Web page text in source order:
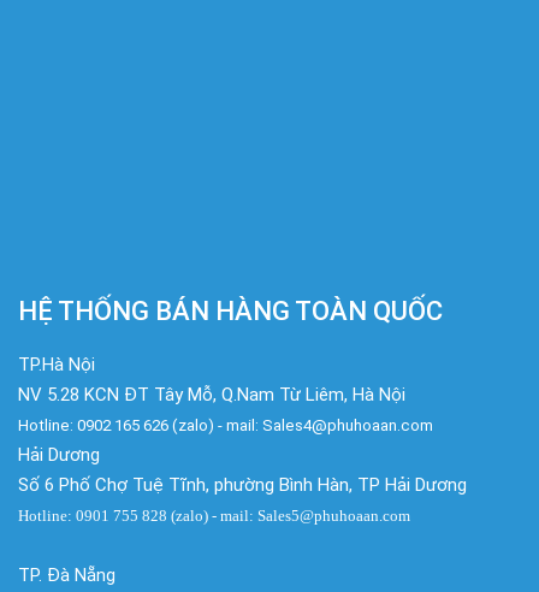
HỆ THỐNG BÁN HÀNG TOÀN QUỐC
TP.Hà Nội
NV 5.28 KCN ĐT Tây Mỗ, Q.Nam Từ Liêm, Hà Nội
Hotline: 0902 165 626 (zalo) - mail: Sales4@phuhoaan.com
Hải Dương
Số 6 Phố Chợ Tuệ Tĩnh, phường Bình Hàn, TP Hải Dương
Hotline: 0901 755 828 (zalo) - mail: Sales5@phuhoaan.com
TP. Đà Nẵng